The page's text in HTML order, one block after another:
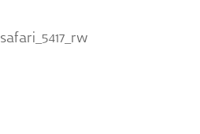
safari_5417_rw